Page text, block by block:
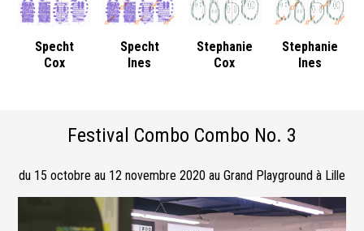
Specht
Cox
Specht
Ines
Stephanie
Cox
Stephanie
Ines
Festival Combo Combo No. 3
du 15 octobre au 12 novembre 2020 au Grand Playground à Lille